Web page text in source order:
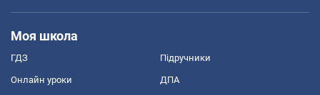
Моя школа
ГДЗ Підручники
Онлайн уроки ДПА